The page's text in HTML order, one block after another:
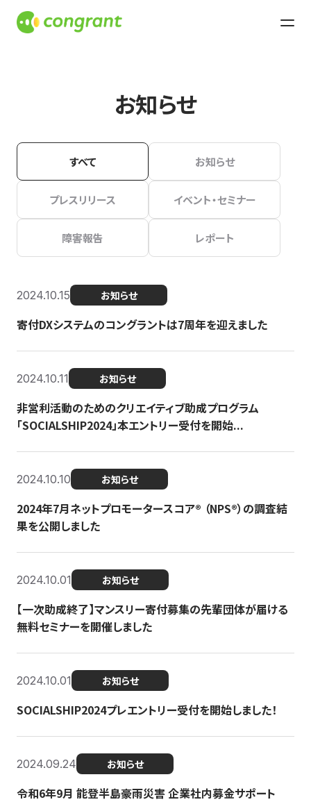
お知らせ
すべて お知らせ
プレスリリース イベント・セミナー
障害報告 レポート
2024.10.15 お知らせ
寄付DXシステムのコングラントは7周年を迎えました
2024.10.11 お知らせ
非営利活動のためのクリエイティブ助成プログラム
「SOCIALSHIP2024」本エントリー受付を開始...
2024.10.10 お知らせ
2024年7月ネットプロモータースコア®︎ （NPS®︎）の調査結
果を公開しました
2024.10.01 お知らせ
【一次助成終了】マンスリー寄付募集の先輩団体が届ける
無料セミナーを開催しました
2024.10.01 お知らせ
SOCIALSHIP2024プレエントリー受付を開始しました！
2024.09.24 お知らせ
令和6年9月 能登半島豪雨災害 企業社内募金サポート